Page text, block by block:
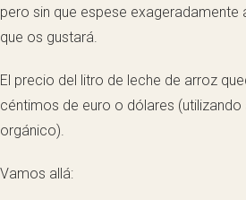
pero sin que espese exageradamente
que os gustará.
El precio del litro de leche de arroz
céntimos de euro o dólares
orgánico).
Vamos allá: